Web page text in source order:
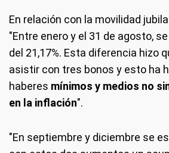
En relación con la movilidad
"Entre enero y el 31 de agosto,
del 21,17%. Esta diferencia hizo
asistir con tres bonos y esto ha
haberes mínimos y medios no
en la inflación".
"En septiembre y diciembre se